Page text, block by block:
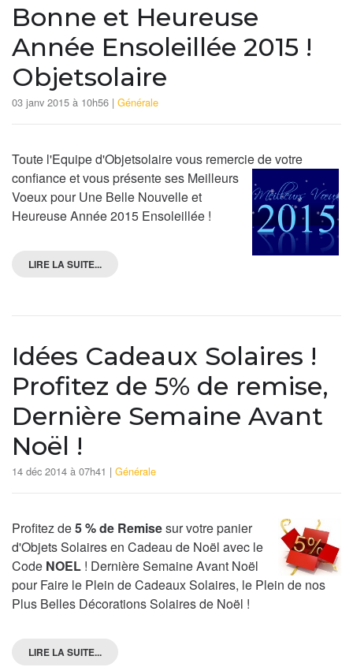
Bonne et Heureuse
Année Ensoleillée 2015 !
Objetsolaire
03 janv 2015 à 10h56 | Générale
Toute l'Equipe d'Objetsolaire vous remercie de votre
confiance et vous présenteses Meilleurs
Voeux pour Une Belle Nouvelle et
Heureuse Année 2015 Ensoleillée !
LIRE LA SUITE...
Idées Cadeaux Solaires !
Profitez de 5% de remise,
Dernière Semaine Avant
Noël !
14 déc 2014 à 07h41 | Générale
Profitez de5 % de Remisesur votre panier
d'Objets Solaires en Cadeau de Noël avec le
Code NOEL ! Dernière Semaine Avant Noël
pour Faire le Plein de Cadeaux Solaires, le Plein de nos
Plus Belles Décorations Solaires de Noël !
LIRE LA SUITE...